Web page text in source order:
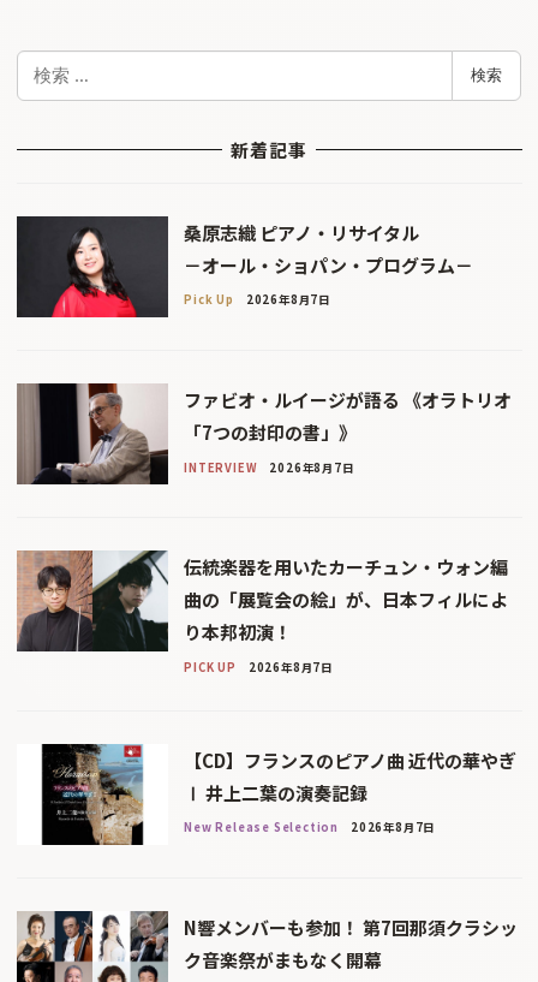
検
検索
新着記事
桑原志織 ピアノ・リサイタル
－オール・ショパン・プログラム－
Pick Up 2026年8月7日
ファビオ・ルイージが語る 《オラトリオ
「7つの封印の書」》
INTERVIEW 2026年8月7日
伝統楽器を用いたカーチュン・ウォン編
曲の「展覧会の絵」が、日本フィルによ
り本邦初演！
PICK UP 2026年8月7日
【CD】フランスのピアノ曲 近代の華やぎ
Ⅰ 井上二葉の演奏記録
New Release Selection 2026年8月7日
N響メンバーも参加！ 第7回那須クラシッ
ク音楽祭がまもなく開幕